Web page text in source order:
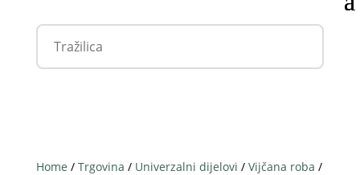
Home / Trgovina / Univerzalni dijelovi / Vijčana roba /